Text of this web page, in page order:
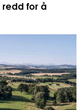
redd for å